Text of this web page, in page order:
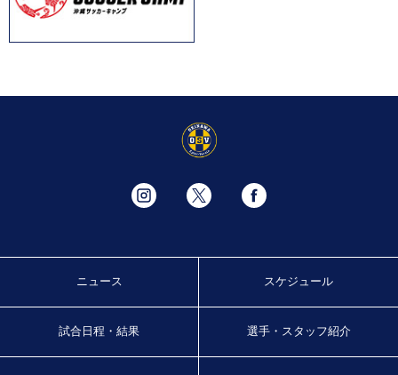
ニュース スケジュール
試合日程・結果 選手・スタッフ紹介